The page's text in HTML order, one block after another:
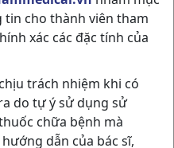
tin cho thành viên tham
xác các đặc tính của
chịu trách nhiệm khi có
do tự ý sử dụng sử
chữa bệnh mà
dẫn của bác sĩ,
PHARMA USA